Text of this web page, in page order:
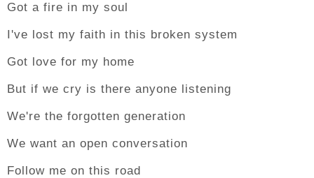
Got a fire in my soul
I've lost my faith in this broken system
Got love for my home
But if we cry is there anyone listening
We're the forgotten generation
We want an open conversation
Follow me on this road